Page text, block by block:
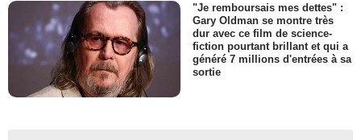
"Je remboursais mes dettes" :
Gary Oldman se montre très
dur avec ce film de science-
fiction pourtant brillant et qui a
généré 7 millions d'entrées à sa
sortie